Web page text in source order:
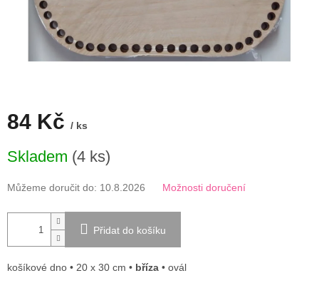
84 Kč / ks
cena:
Skladem (4 ks)
Můžeme doručit do: 10.8.2026 Možnosti doručení
Přidat do košíku
košíkové dno • 20 x 30 cm • bříza • ovál